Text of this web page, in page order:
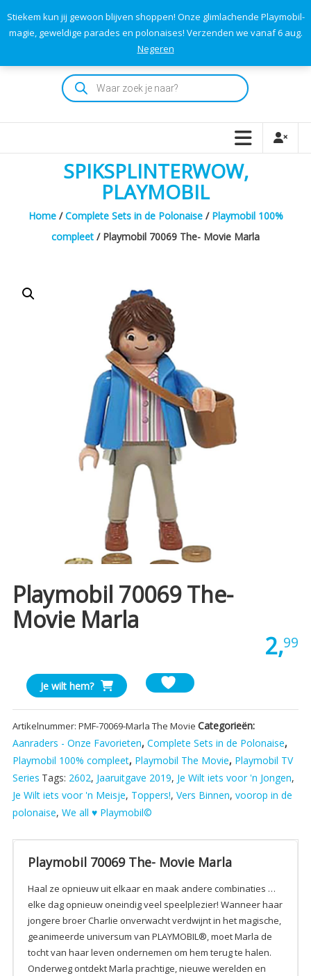
Stiekem kun jij gewoon blijven shoppen! Onze glimlachende Playmobil-
magie, geweldige parades en polonaises! Verzenden we vanaf 6 aug.
Negeren
content
Playmodok
Tweedehands
dromen
voor
iedereen
TOTAAL
Producten
zoeken
SPIKSPLINTERWOW,
PLAYMOBIL
Home/Complete Sets in de Polonaise/ Playmobil 100%
compleet / Playmobil 70069 The- Movie Marla
Playmobil 70069 The-
Movie Marla
2,99
Playmobil
70069
The-
Movie
Marla
aantal
Je wilt hem?
Artikelnummer: PMF-70069-Marla The Movie Categorieën:
Aanraders - Onze Favorieten, Complete Sets in de Polonaise,
Playmobil 100% compleet, Playmobil The Movie, Playmobil TV
Series Tags: 2602, Jaaruitgave 2019, Je Wilt iets voor 'n Jongen,
Je Wilt iets voor 'n Meisje, Toppers!, Vers Binnen, voorop in de
polonaise, We all ♥ Playmobil©
Playmobil 70069 The- Movie Marla
Haal ze opnieuw uit elkaar en maak andere combinaties …
elke dag opnieuw oneindig veel speelplezier! Wanneer haar
jongere broer Charlie onverwacht verdwijnt in het magische,
geanimeerde universum van PLAYMOBIL®, moet Marla de
tocht van haar leven ondernemen om hem terug te halen.
Onderweg ontdekt Marla prachtige, nieuwe werelden en